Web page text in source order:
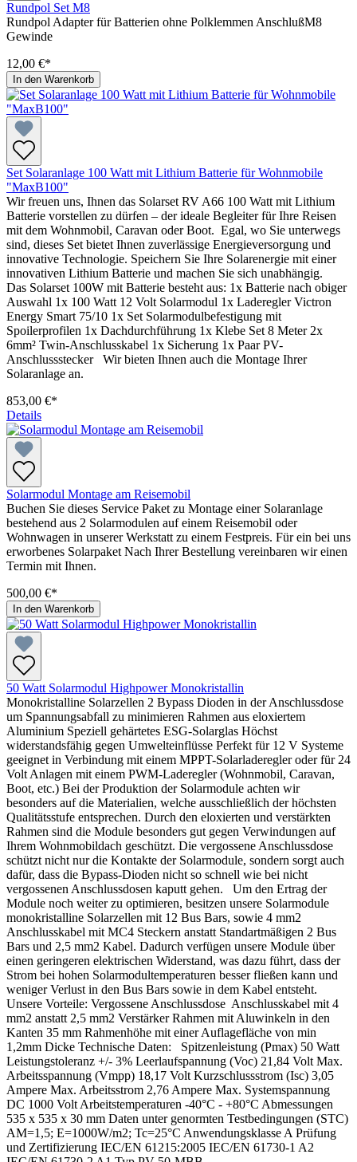
Rundpol Set M8
Rundpol Adapter für Batterien ohne Polklemmen AnschlußM8
Gewinde
12,00 €*
In den Warenkorb
Set Solaranlage 100 Watt mit Lithium Batterie für Wohnmobile
"MaxB100"
Wir freuen uns, Ihnen das Solarset RV A66 100 Watt mit Lithium
Batterie vorstellen zu dürfen – der ideale Begleiter für Ihre Reisen
mit dem Wohnmobil, Caravan oder Boot. Egal, wo Sie unterwegs
sind, dieses Set bietet Ihnen zuverlässige Energieversorgung und
innovative Technologie. Speichern Sie Ihre Solarenergie mit einer
innovativen Lithium Batterie und machen Sie sich unabhängig.
Das Solarset 100W mit Batterie besteht aus: 1x Batterie nach obiger
Auswahl 1x 100 Watt 12 Volt Solarmodul 1x Laderegler Victron
Energy Smart 75/10 1x Set Solarmodulbefestigung mit
Spoilerprofilen 1x Dachdurchführung 1x Klebe Set 8 Meter 2x
6mm² Twin-Anschlusskabel 1x Sicherung 1x Paar PV-
Anschlussstecker Wir bieten Ihnen auch die Montage Ihrer
Solaranlage an.
853,00 €*
Details
Solarmodul Montage am Reisemobil
Buchen Sie dieses Service Paket zu Montage einer Solaranlage
bestehend aus 2 Solarmodulen auf einem Reisemobil oder
Wohnwagen in unserer Werkstatt zu einem Festpreis. Für ein bei uns
erworbenes Solarpaket Nach Ihrer Bestellung vereinbaren wir einen
Termin mit Ihnen.
500,00 €*
In den Warenkorb
50 Watt Solarmodul Highpower Monokristallin
Monokristalline Solarzellen 2 Bypass Dioden in der Anschlussdose
um Spannungsabfall zu minimieren Rahmen aus eloxiertem
Aluminium Speziell gehärtetes ESG-Solarglas Höchst
widerstandsfähig gegen Umwelteinflüsse Perfekt für 12 V Systeme
geeignet in Verbindung mit einem MPPT-Solarladeregler oder für 24
Volt Anlagen mit einem PWM-Laderegler (Wohnmobil, Caravan,
Boot, etc.) Bei der Produktion der Solarmodule achten wir
besonders auf die Materialien, welche ausschließlich der höchsten
Qualitätsstufe entsprechen. Durch den eloxierten und verstärkten
Rahmen sind die Module besonders gut gegen Verwindungen auf
Ihrem Wohnmobildach geschützt. Die vergossene Anschlussdose
schützt nicht nur die Kontakte der Solarmodule, sondern sorgt auch
dafür, dass die Bypass-Dioden nicht so schnell wie bei nicht
vergossenen Anschlussdosen kaputt gehen. Um den Ertrag der
Module noch weiter zu optimieren, besitzen unsere Solarmodule
monokristalline Solarzellen mit 12 Bus Bars, sowie 4 mm2
Anschlusskabel mit MC4 Steckern anstatt Standartmäßigen 2 Bus
Bars und 2,5 mm2 Kabel. Dadurch verfügen unsere Module über
einen geringeren elektrischen Widerstand, was dazu führt, dass der
Strom bei hohen Solarmodultemperaturen besser fließen kann und
weniger Verlust in den Bus Bars sowie in dem Kabel entsteht.
Unsere Vorteile: Vergossene Anschlussdose Anschlusskabel mit 4
mm2 anstatt 2,5 mm2 Verstärker Rahmen mit Aluwinkeln in den
Kanten 35 mm Rahmenhöhe mit einer Auflagefläche von min
1,2mm Dicke Technische Daten: Spitzenleistung (Pmax) 50 Watt
Leistungstoleranz +/- 3% Leerlaufspannung (Voc) 21,84 Volt Max.
Arbeitsspannung (Vmpp) 18,17 Volt Kurzschlussstrom (Isc) 3,05
Ampere Max. Arbeitsstrom 2,76 Ampere Max. Systemspannung
DC 1000 Volt Arbeitstemperaturen -40°C - +80°C Abmessungen
535 x 535 x 30 mm Daten unter genormten Testbedingungen (STC)
AM=1,5; E=1000W/m2; Tc=25°C Anwendungsklasse A Prüfung
und Zertifizierung IEC/EN 61215:2005 IEC/EN 61730-1 A2